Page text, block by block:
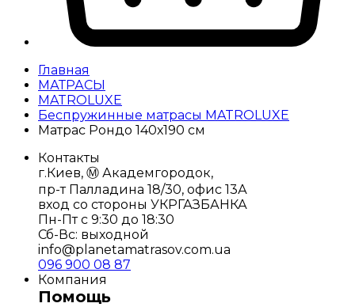
Главная
МАТРАСЫ
MATROLUXE
Беспружинные матрасы MATROLUXE
Матрас Рондо 140х190 см
Контакты
г.Киев, Ⓜ️ Академгородок,
пр-т Палладина 18/30, офис 13А
вход со стороны УКРГАЗБАНКА
Пн-Пт с 9:30 до 18:30
Сб-Вс: выходной
info@planetamatrasov.com.ua
096 900 08 87
Компания
Помощь